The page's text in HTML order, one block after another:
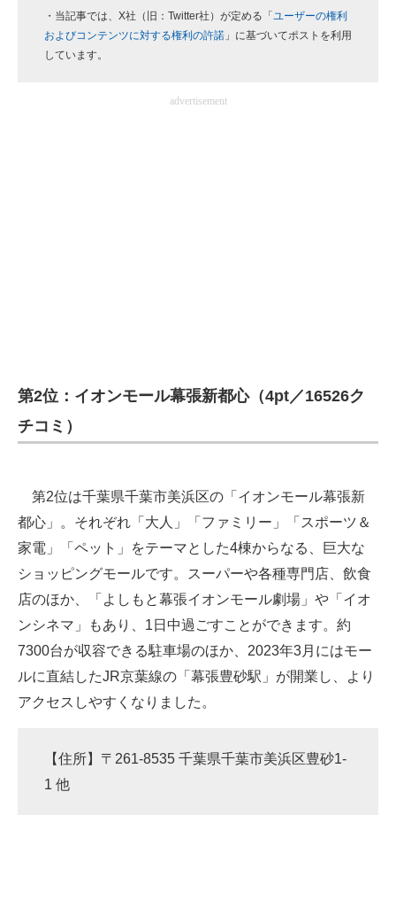
・当記事では、X社（旧：Twitter社）が定める「 ユーザーの権利
およびコンテンツに対する権利の許諾 」に基づいてポストを利用
しています。
advertisement
第2位：イオンモール幕張新都心（4pt／16526ク
チコミ）
第2位は千葉県千葉市美浜区の「イオンモール幕張新
都心」。それぞれ「大人」「ファミリー」「スポーツ＆
家電」「ペット」をテーマとした4棟からなる、巨大な
ショッピングモールです。スーパーや各種専門店、飲食
店のほか、「よしもと幕張イオンモール劇場」や「イオ
ンシネマ」もあり、1日中過ごすことができます。約
7300台が収容できる駐車場のほか、2023年3月にはモー
ルに直結したJR京葉線の「幕張豊砂駅」が開業し、より
アクセスしやすくなりました。
【住所】〒261-8535 千葉県千葉市美浜区豊砂1-
1 他